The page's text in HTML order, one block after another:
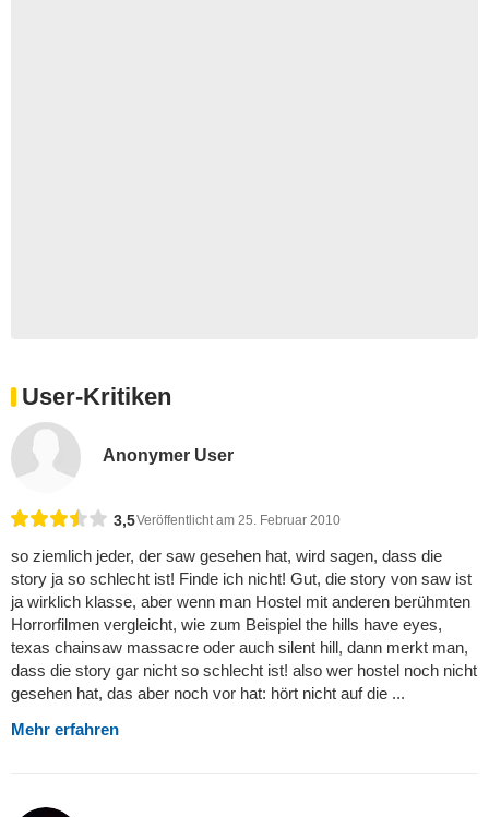
User-Kritiken
Anonymer User
3,5Veröffentlicht am 25. Februar 2010
so ziemlich jeder, der saw gesehen hat, wird sagen, dass die
story ja so schlecht ist! Finde ich nicht! Gut, die story von saw ist
ja wirklich klasse, aber wenn man Hostel mit anderen berühmten
Horrorfilmen vergleicht, wie zum Beispiel the hills have eyes,
texas chainsaw massacre oder auch silent hill, dann merkt man,
dass die story gar nicht so schlecht ist! also wer hostel noch nicht
gesehen hat, das aber noch vor hat: hört nicht auf die ...
Mehr erfahren